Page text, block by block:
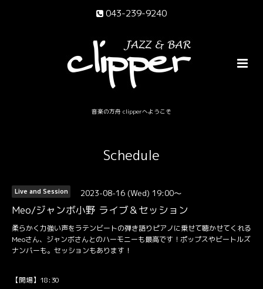
043-239-9240
音楽の方舟 clipperへようこそ
Schedule
Live and Session 2023-08-16 (Wed) 19:00～
Meo/ジャンボ小野 ライブ＆セッション
柔らかく力強い声をラテンビートの弾き語りピアノに乗せて聴かせてくれる
Meoさん、ジャンボさんとのハーモニーも最高です！ポップスやビートルズ
ナンバーも。セッションもあります！
【開場】18:30